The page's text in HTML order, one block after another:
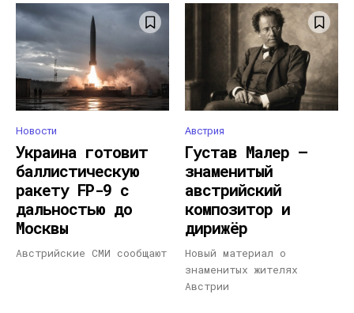
Новости
Украина готовит
баллистическую
ракету FP-9 с
дальностью до
Москвы
Австрийские СМИ сообщают
Австрия
Густав Малер —
знаменитый
австрийский
композитор и
дирижёр
Новый материал о
знаменитых жителях
Австрии